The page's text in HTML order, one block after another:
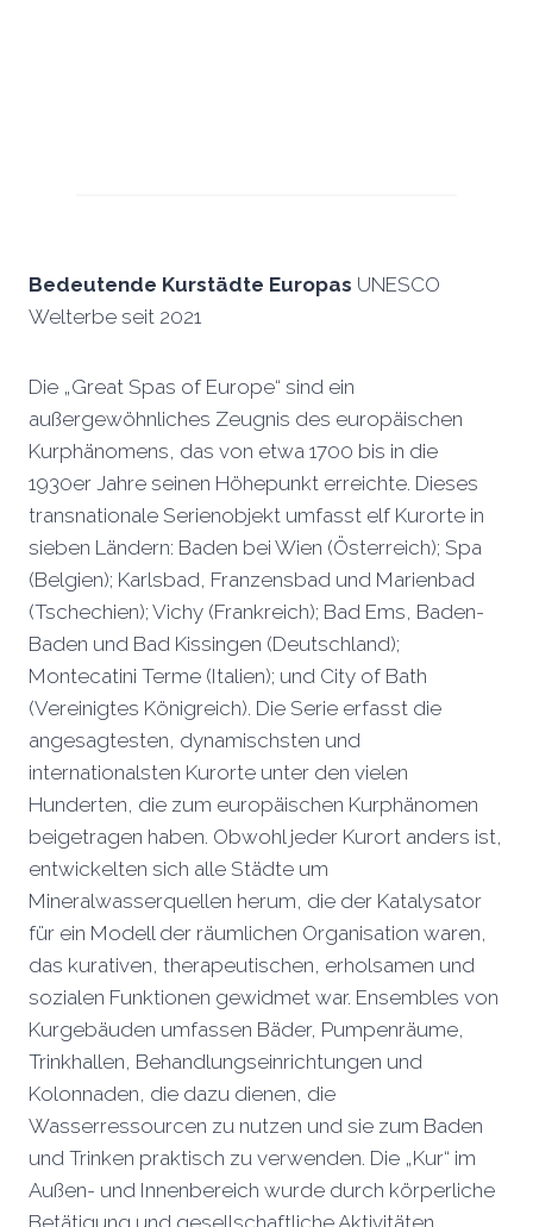
Bedeutende Kurstädte Europas UNESCO
Welterbe seit 2021
Die „Great Spas of Europe“ sind ein
außergewöhnliches Zeugnis des europäischen
Kurphänomens, das von etwa 1700 bis in die
1930er Jahre seinen Höhepunkt erreichte. Dieses
transnationale Serienobjekt umfasst elf Kurorte in
sieben Ländern: Baden bei Wien (Österreich); Spa
(Belgien); Karlsbad, Franzensbad und Marienbad
(Tschechien); Vichy (Frankreich); Bad Ems, Baden-
Baden und Bad Kissingen (Deutschland);
Montecatini Terme (Italien); und City of Bath
(Vereinigtes Königreich). Die Serie erfasst die
angesagtesten, dynamischsten und
internationalsten Kurorte unter den vielen
Hunderten, die zum europäischen Kurphänomen
beigetragen haben. Obwohl jeder Kurort anders ist,
entwickelten sich alle Städte um
Mineralwasserquellen herum, die der Katalysator
für ein Modell der räumlichen Organisation waren,
das kurativen, therapeutischen, erholsamen und
sozialen Funktionen gewidmet war. Ensembles von
Kurgebäuden umfassen Bäder, Pumpenräume,
Trinkhallen, Behandlungseinrichtungen und
Kolonnaden, die dazu dienen, die
Wasserressourcen zu nutzen und sie zum Baden
und Trinken praktisch zu verwenden. Die „Kur“ im
Außen- und Innenbereich wurde durch körperliche
Betätigung und gesellschaftliche Aktivitäten